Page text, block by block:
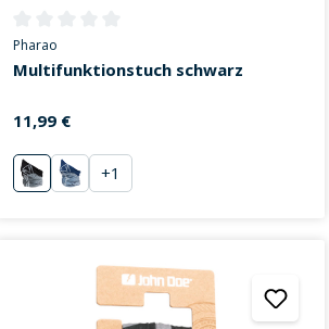
Durchschnittliche Bewertung von 0 von 5
Pharao
Multifunktionstuch schwarz
11,99 €
schwarzdunkelblau
+1